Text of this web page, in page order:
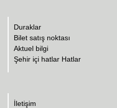
Duraklar
Bilet satış noktası
Aktuel bilgi
Şehir içi hatlar Hatlar
İletişim